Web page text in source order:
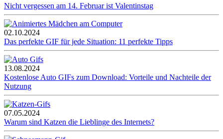
Nicht vergessen am 14. Februar ist Valentinstag
02.10.2024
Das perfekte GIF für jede Situation: 11 perfekte Tipps
13.08.2024
Kostenlose Auto GIFs zum Download: Vorteile und Nachteile der
Nutzung
07.05.2024
Warum sind Katzen die Lieblinge des Internets?